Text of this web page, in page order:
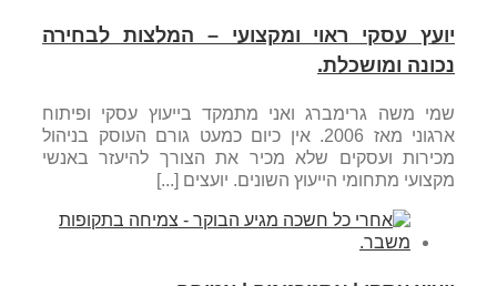
יועץ עסקי ראוי ומקצועי – המלצות לבחירה
נכונה ומושכלת.
שמי משה גרימברג ואני מתמקד בייעוץ עסקי ופיתוח
ארגוני מאז 2006. אין כיום כמעט גורם העוסק בניהול
מכירות ועסקים שלא מכיר את הצורך להיעזר באנשי
מקצועי מתחומי הייעוץ השונים. יועצים [...]